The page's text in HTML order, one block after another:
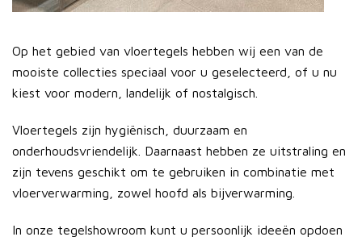
Op het gebied van vloertegels hebben wij een van de
mooiste collecties speciaal voor u geselecteerd, of u nu
kiest voor modern, landelijk of nostalgisch.
Vloertegels zijn hygiënisch, duurzaam en
onderhoudsvriendelijk. Daarnaast hebben ze uitstraling en
zijn tevens geschikt om te gebruiken in combinatie met
vloerverwarming, zowel hoofd als bijverwarming.
In onze tegelshowroom kunt u persoonlijk ideeën opdoen